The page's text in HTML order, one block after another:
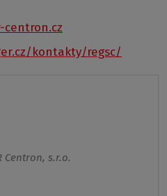
centron.cz
kontakty/regsc/